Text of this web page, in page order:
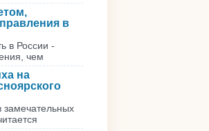
в
в России -
чем
на